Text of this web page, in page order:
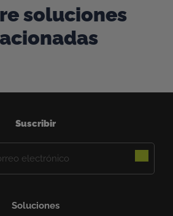
soluciones
Suscribir
electrónico
Soluciones